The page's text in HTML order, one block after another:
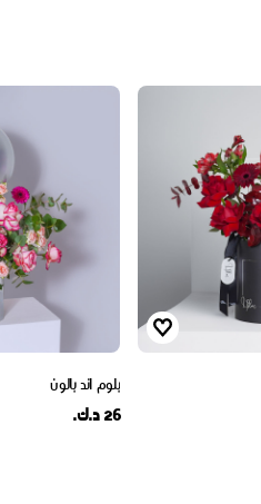
بلوم اند بالون
26 د.ك.